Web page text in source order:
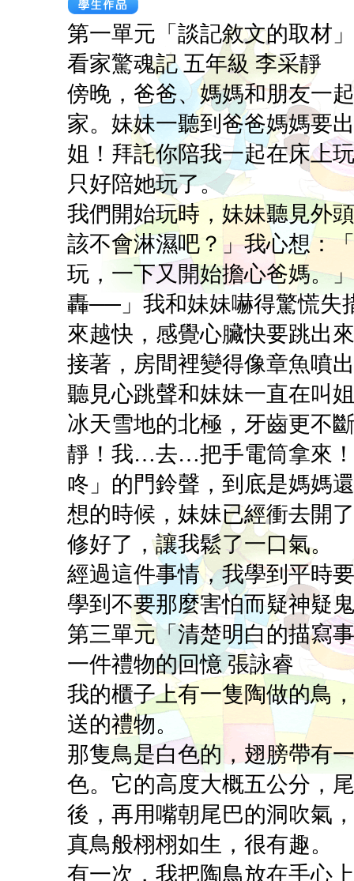
第一單元「談記敘文的取材
看家驚魂記 五年級 李采靜
傍晚，爸爸、媽媽和朋友一
家。妹妹一聽到爸爸媽媽要
姐！拜託你陪我一起在床上
只好陪她玩了。
我們開始玩時，妹妹聽見外
該不會淋濕吧？」我心想：
玩，一下又開始擔心爸媽。
轟──」我和妹妹嚇得驚慌
來越快，感覺心臟快要跳出
接著，房間裡變得像章魚噴
聽見心跳聲和妹妹一直在叫
冰天雪地的北極，牙齒更不
靜！我…去…把手電筒拿來
咚」的門鈴聲，到底是媽媽
想的時候，妹妹已經衝去開
修好了，讓我鬆了一口氣。
經過這件事情，我學到平時
學到不要那麼害怕而疑神疑
第三單元「清楚明白的描寫
一件禮物的回憶 張詠睿
我的櫃子上有一隻陶做的鳥
送的禮物。
那隻鳥是白色的，翅膀帶有
色。它的高度大概五公分，
後，再用嘴朝尾巴的洞吹氣
真鳥般栩栩如生，很有趣。
有一次，我把陶鳥放在手心